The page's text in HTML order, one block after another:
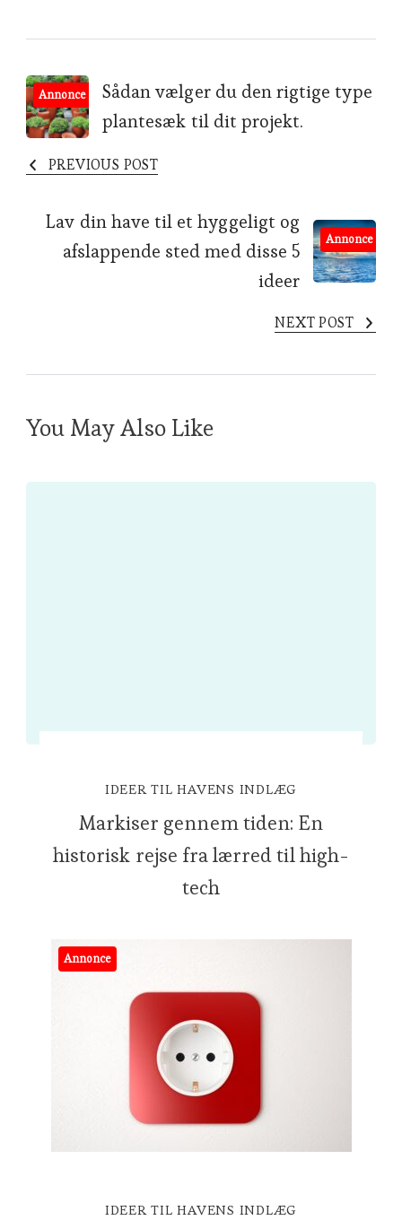
Post
Navigation
Annonce
Sådan vælger du den rigtige type
plantesæk til dit projekt.
PREVIOUS POST
Annonce
Lav din have til et hyggeligt og
afslappende sted med disse 5
ideer
NEXT POST
You May Also Like
IDEER TIL HAVENS INDLÆG
Markiser gennem tiden: En
historisk rejse fra lærred til high-
tech
Annonce
IDEER TIL HAVENS INDLÆG